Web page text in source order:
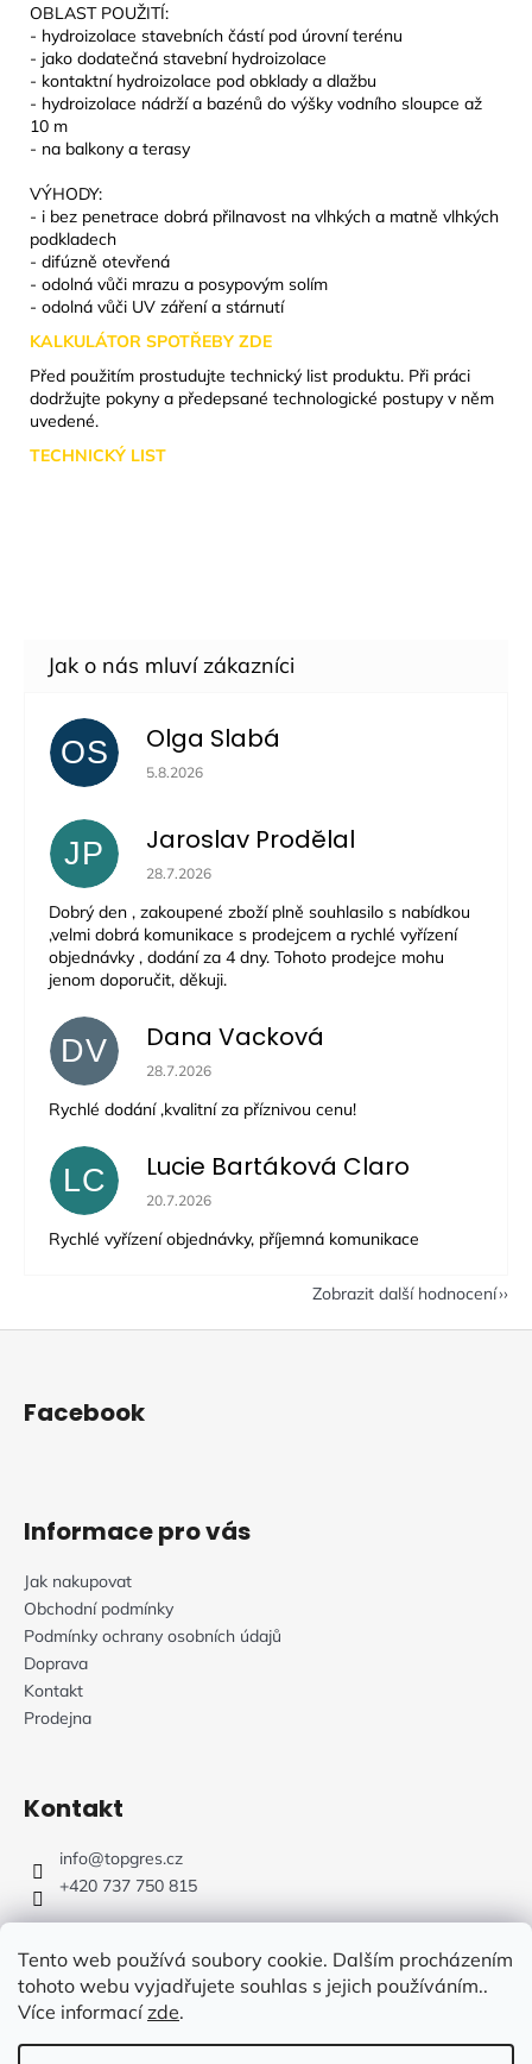
Tento web používá soubory cookie. Dalším procházením
tohoto webu vyjadřujete souhlas s jejich používáním..
Více informacízde.
OBLAST POUŽITÍ:
- hydroizolace stavebních částí pod úrovní terénu
- jako dodatečná stavební hydroizolace
- kontaktní hydroizolace pod obklady a dlažbu
- hydroizolace nádrží a bazénů do výšky vodního sloupce až
10 m
- na balkony a terasy
VÝHODY:
- i bez penetrace dobrá přilnavost na vlhkých a matně vlhkých
podkladech
- difúzně otevřená
- odolná vůči mrazu a posypovým solím
- odolná vůči UV záření a stárnutí
KALKULÁTOR SPOTŘEBY ZDE
Před použitím prostudujte technický list produktu. Při práci
dodržujte pokyny a předepsané technologické postupy v něm
uvedené.
TECHNICKÝ LIST
OS Olga Slabá
Hodnocení obchodu je 5 z 5 hvězdiček.
5.8.2026
JP Jaroslav Prodělal
Hodnocení obchodu je 5 z 5 hvězdiček.
28.7.2026
Dobrý den , zakoupené zboží plně souhlasilo s nabídkou
,velmi dobrá komunikace s prodejcem a rychlé vyřízení
objednávky , dodání za 4 dny. Tohoto prodejce mohu
jenom doporučit, děkuji.
DV Dana Vacková
Hodnocení obchodu je 5 z 5 hvězdiček.
28.7.2026
Rychlé dodání ,kvalitní za příznivou cenu!
LC Lucie Bartáková Claro
Hodnocení obchodu je 5 z 5 hvězdiček.
20.7.2026
Rychlé vyřízení objednávky, příjemná komunikace
Zobrazit další hodnocení
Z
Facebook
Informace pro vás
Jak nakupovat
Obchodní podmínky
Podmínky ochrany osobních údajů
Doprava
Kontakt
Prodejna
Kontakt
info@topgres.cz
+420 737 750 815